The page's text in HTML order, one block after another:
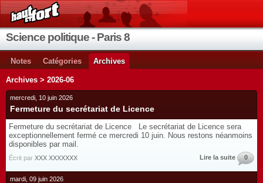
Science politique - Paris 8
Notes Catégories Archives
Archives > 2026-06
mercredi, 10 juin 2026
Fermeture du secrétariat de Licence
Fermeture du secrétariat de Licence Le secrétariat de Licence sera
exceptionnellement fermé ce mercredi 10 juin. Nous restons néanmoins
disponibles par mail.
Écrit par XXX XXXXXXX Lire la suite 0
mardi, 09 juin 2026